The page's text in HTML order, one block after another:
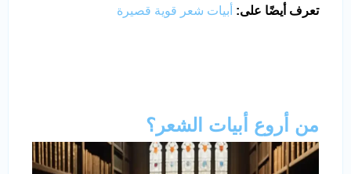
تعرف أيضًا على: أبيات شعر قوية قصيرة
من أروع أبيات الشعر؟